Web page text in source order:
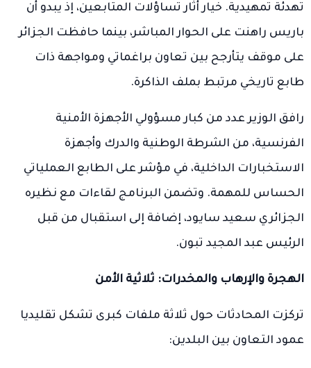
تهدئة تمهيدية. خيار أثار تساؤلات المتابعين، إذ يبدو أن
باريس راهنت على الحوار المباشر، بينما حافظت الجزائر
على موقف يتأرجح بين تعاون براغماتي ومواجهة ذات
طابع تاريخي مرتبط بملف الذاكرة.
رافق الوزير عدد من كبار مسؤولي الأجهزة الأمنية
الفرنسية، من الشرطة الوطنية والدرك وأجهزة
الاستخبارات الداخلية، في مؤشر على الطابع العملياتي
الحساس للمهمة. وتضمن البرنامج لقاءات مع نظيره
الجزائري سعيد سايود، إضافة إلى استقبال من قبل
الرئيس عبد المجيد تبون.
الهجرة والإرهاب والمخدرات: ثلاثية الأمن
تركزت المحادثات حول ثلاثة ملفات كبرى تشكل تقليديا
عمود التعاون بين البلدين: